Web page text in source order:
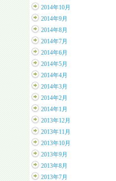
2014年10月
2014年9月
2014年8月
2014年7月
2014年6月
2014年5月
2014年4月
2014年3月
2014年2月
2014年1月
2013年12月
2013年11月
2013年10月
2013年9月
2013年8月
2013年7月